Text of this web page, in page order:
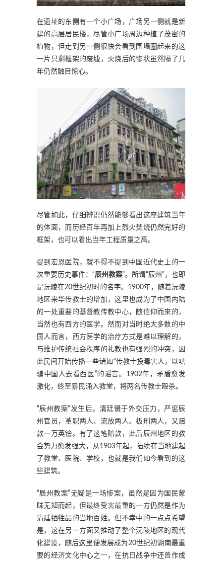
在遗址的东侧有一个小广场，广场另一侧就是新
建的高层居民楼，尽管小广场周边种植了茂密的
植物，但走到另一侧很快会看到围墙圈起来的这
一片只剩框架的废墟，火烧后的惨状虽然隔了几
年仍然触目惊心。
尽管如此，仔细辨识仍然能够看出这座建筑当年
的体面，而历经百年再加上烈火焚烧仍然完好的
框架，也可以看出当年工程质量之高。
提到宏恩医院，就不得不提到中国近代史上的一
次重要历史事件：“辰州教案”。所谓“辰州”，也即
是沅陵在20世纪初时的名字。1900年，随着沅陵
地区来华传教士的增加，这里也成为了中国内陆
的一处重要的基督教传教中心，随信仰而来的，
当然也有西方的医学。然而对当时绝大多数的中
国人而言，西方医学的治疗方式是难以理解的，
与维护传统社会秩序的礼教也有强烈的冲突，因
此民间开始传播一些诸如“传教士投毒害人，以哄
骗中国人去看西医”的谣言。1902年，矛盾愈发
激化，终至暴民涌入教堂，将两名传教士殴杀。
“辰州教案”发生后，清廷慑于外交压力，严惩辰
州官员，革职两人、流放两人、极刑两人，又赔
款一万英镑。有了这笔赔款，此后辰州地区的教
会势力愈发强大，从1903年起，陆续在当地建起
了教堂、医院、学校，也就是我们如今看到的这
些建筑。
“辰州教案”无疑是一场惨案，虽然是因为国民蒙
昧无知而起，但最终受害最重的一方仍然是作为
清廷牺牲品的当地百姓。但不幸中的一点点希望
是，这在另一方面又推动了整个沅陵地区的现代
化建设，随后这里便发展成为20世纪初湖南最重
要的经济文化中心之一，在抗日战争中还曾作成